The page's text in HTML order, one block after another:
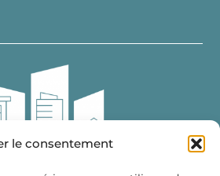
le consentement